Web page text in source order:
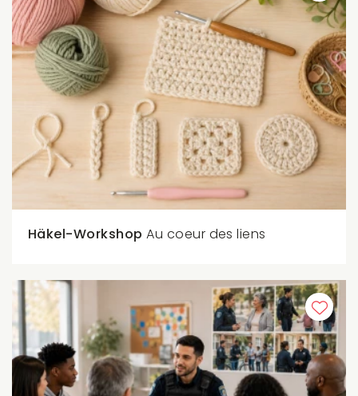
Häkel-WorkshopAu coeur des liens